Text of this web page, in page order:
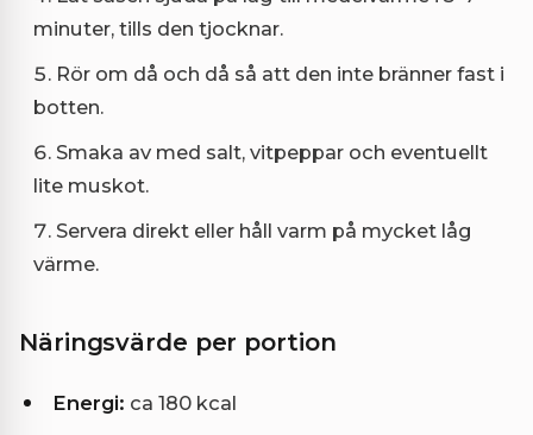
minuter, tills den tjocknar.
Rör om då och då så att den inte bränner fast i
botten.
Smaka av med salt, vitpeppar och eventuellt
lite muskot.
Servera direkt eller håll varm på mycket låg
värme.
Näringsvärde per portion
Energi: ca 180 kcal